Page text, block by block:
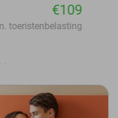
€109
toeristenbelasting